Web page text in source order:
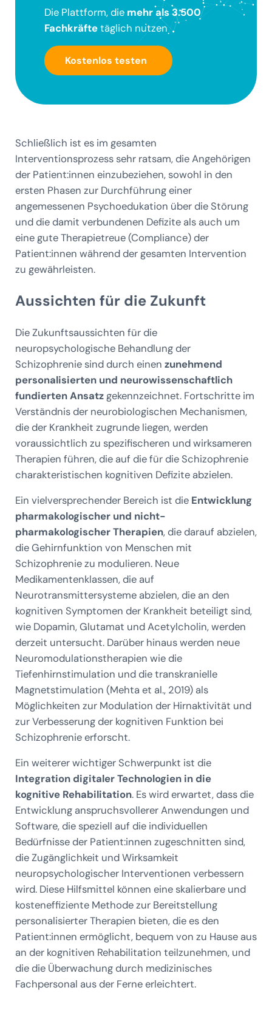
Die Plattform, die mehr als 3.500
Fachkräftetäglich nutzen
Kostenlos testen
Schließlich ist es im gesamten
Interventionsprozess sehr ratsam, die Angehörigen
der Patient:innen einzubeziehen, sowohl in den
ersten Phasen zur Durchführung einer
angemessenen Psychoedukation über die Störung
und die damit verbundenen Defizite als auch um
eine gute Therapietreue (Compliance) der
Patient:innen während der gesamten Intervention
zu gewährleisten.
Aussichten für die Zukunft
Die Zukunftsaussichten für die
neuropsychologische Behandlung der
Schizophrenie sind durch einen zunehmend
personalisierten und neurowissenschaftlich
fundierten Ansatzgekennzeichnet. Fortschritte im
Verständnis der neurobiologischen Mechanismen,
die der Krankheit zugrunde liegen, werden
voraussichtlich zu spezifischeren und wirksameren
Therapien führen, die auf die für die Schizophrenie
charakteristischen kognitiven Defizite abzielen.
Ein vielversprechender Bereich ist die Entwicklung
pharmakologischer und nicht-
pharmakologischer Therapien, die darauf abzielen,
die Gehirnfunktion von Menschen mit
Schizophrenie zu modulieren. Neue
Medikamentenklassen, die auf
Neurotransmittersysteme abzielen, die an den
kognitiven Symptomen der Krankheit beteiligt sind,
wie Dopamin, Glutamat und Acetylcholin, werden
derzeit untersucht. Darüber hinaus werden neue
Neuromodulationstherapien wie die
Tiefenhirnstimulation und die transkranielle
Magnetstimulation (Mehta et al., 2019) als
Möglichkeiten zur Modulation der Hirnaktivität und
zur Verbesserung der kognitiven Funktion bei
Schizophrenie erforscht.
Ein weiterer wichtiger Schwerpunkt ist die
Integration digitaler Technologien in die
kognitive Rehabilitation. Es wird erwartet, dass die
Entwicklung anspruchsvollerer Anwendungen und
Software, die speziell auf die individuellen
Bedürfnisse der Patient:innen zugeschnitten sind,
die Zugänglichkeit und Wirksamkeit
neuropsychologischer Interventionen verbessern
wird. Diese Hilfsmittel können eine skalierbare und
kosteneffiziente Methode zur Bereitstellung
personalisierter Therapien bieten, die es den
Patient:innen ermöglicht, bequem von zu Hause aus
an der kognitiven Rehabilitation teilzunehmen, und
die die Überwachung durch medizinisches
Fachpersonal aus der Ferne erleichtert.